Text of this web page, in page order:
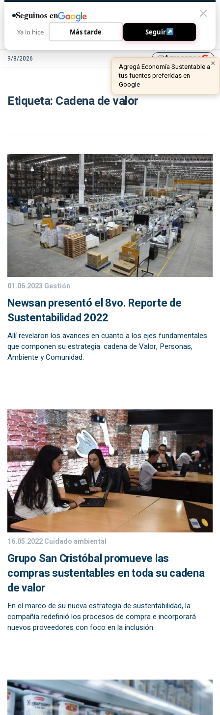
9/8/2026 library_addAgreganos ×
Agregá Economía Sustentable a
tus fuentes preferidas en
Google
Etiqueta: Cadena de valor
01.06.2023 Gestión
Newsan presentó el 8vo. Reporte de
Sustentabilidad 2022
Allí revelaron los avances en cuanto a los ejes fundamentales
que componen su estrategia: cadena de Valor, Personas,
Ambiente y Comunidad.
16.05.2022Cuidado ambiental
Grupo San Cristóbal promueve las
compras sustentables en toda su cadena
de valor
En el marco de su nueva estrategia de sustentabilidad, la
compañía redefinió los procesos de compra e incorporará
nuevos proveedores con foco en la inclusión.
Seguinos en
Ya lo hice Más tarde Seguir